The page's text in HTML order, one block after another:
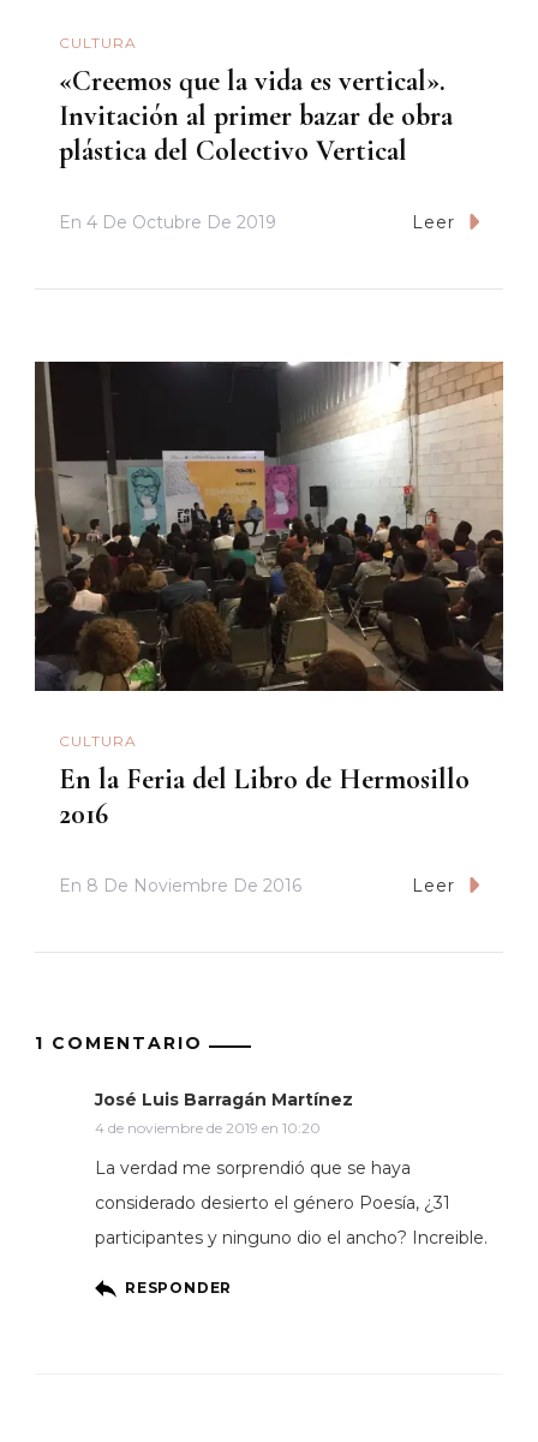
CULTURA
«Creemos que la vida es vertical».
Invitación al primer bazar de obra
plástica del Colectivo Vertical
En 4 De Octubre De 2019 Leer
CULTURA
En la Feria del Libro de Hermosillo
2016
En 8 De Noviembre De 2016 Leer
1 COMENTARIO
José Luis Barragán Martínez
4 de noviembre de 2019 en 10:20
La verdad me sorprendió que se haya
considerado desierto el género Poesía, ¿31
participantes y ninguno dio el ancho? Increible.
RESPONDER